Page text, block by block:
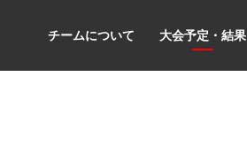
チームについて 大会予定・結果